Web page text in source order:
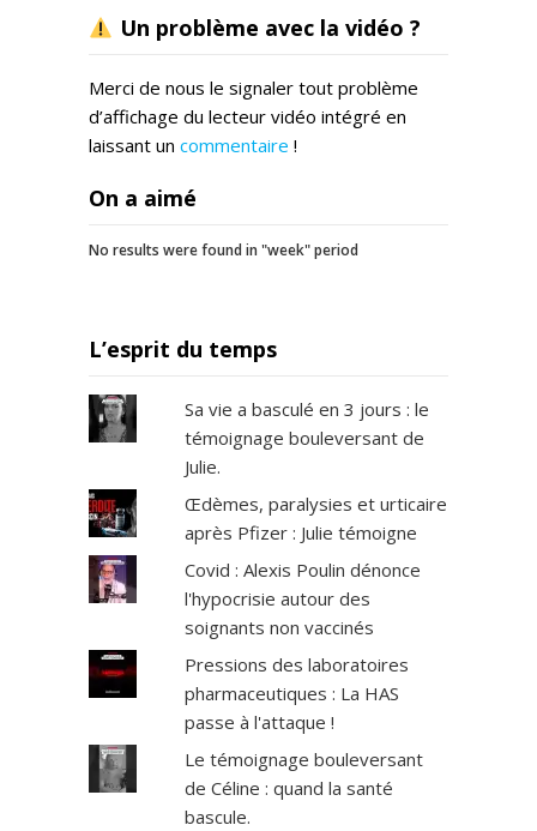
Un problème avec la vidéo ?
Merci de nous le signaler tout problème
d’affichage du lecteur vidéo intégré en
laissant un commentaire !
On a aimé
No results were found in "week" period
L’esprit du temps
Sa vie a basculé en 3 jours : le
témoignage bouleversant de
Julie.
Œdèmes, paralysies et urticaire
après Pfizer : Julie témoigne
Covid : Alexis Poulin dénonce
l'hypocrisie autour des
soignants non vaccinés
Pressions des laboratoires
pharmaceutiques : La HAS
passe à l'attaque !
Le témoignage bouleversant
de Céline : quand la santé
bascule.